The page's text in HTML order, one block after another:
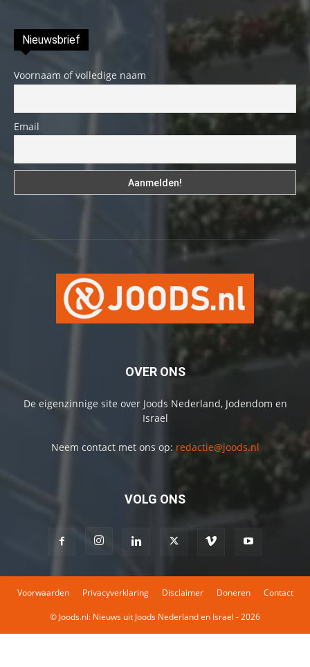
Nieuwsbrief
Voornaam of volledige naam
Email
OVER ONS
De eigenzinnige site over Joods Nederland, Jodendom en
Israel
Neem contact met ons op: redactie@joods.nl
VOLG ONS
Voorwaarden Privacyverklaring Disclaimer Doneren Contact
© Joods.nl: Nieuws uit Joods Nederland en Israel - 2026